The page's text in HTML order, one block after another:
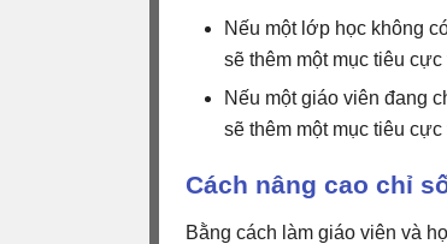
Nếu một lớp học không
sẽ thêm một mục tiêu cực
Nếu một giáo viên đang
sẽ thêm một mục tiêu cực
Cách nâng cao chỉ
Bằng cách làm giáo viên và